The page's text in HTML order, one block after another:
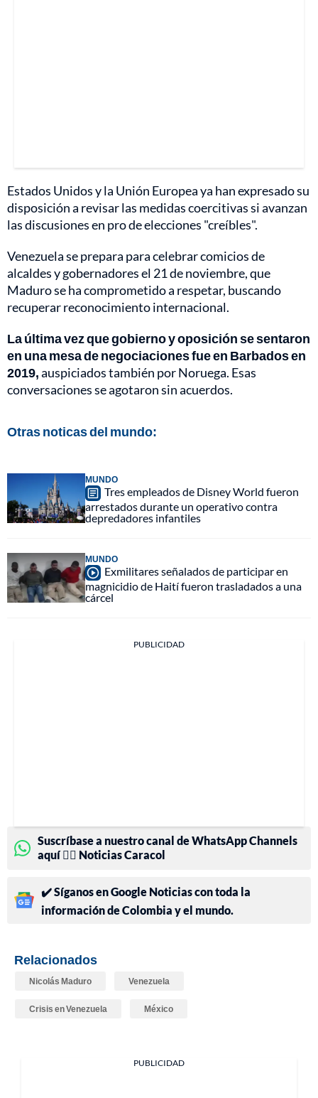
Estados Unidos y la Unión Europea ya han expresado su
disposición a revisar las medidas coercitivas si avanzan
las discusiones en pro de elecciones "creíbles".
Venezuela se prepara para celebrar comicios de
alcaldes y gobernadores el 21 de noviembre, que
Maduro se ha comprometido a respetar, buscando
recuperar reconocimiento internacional.
La última vez que gobierno y oposición se sentaron
en una mesa de negociaciones fue en Barbados en
2019,auspiciados también por Noruega. Esas
conversaciones se agotaron sin acuerdos.
Otras noticas del mundo:
MUNDO
Tres empleados de Disney World fueron
arrestados durante un operativo contra
depredadores infantiles
MUNDO
Exmilitares señalados de participar en
magnicidio de Haití fueron trasladados a una
cárcel
PUBLICIDAD
Suscríbase a nuestro canal de WhatsApp Channels
aquí 👉🏻 Noticias Caracol
✔️ Síganos en Google Noticias con toda la
información de Colombia y el mundo.
Relacionados
Nicolás Maduro Venezuela
Crisis en Venezuela México
PUBLICIDAD